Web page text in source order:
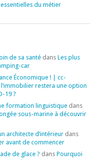
du métier
de sa santé dans Les plus
car
Économique ! | cc-
restera une option
19 ?
formation linguistique dans
sous-marine à découvrir
architecte d’intérieur dans
avant de commencer
de glace ? dans Pourquoi